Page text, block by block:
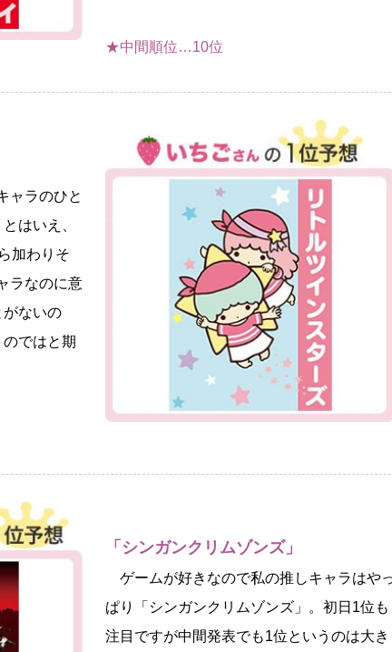
★中間順位…10位
ラのひと
はいえ、
加わりそ
ラなのに意
ないの
ではと期
「シンガンクリムゾンズ」
ゲームが好きなので私の推しキャラはや
ぱり「シンガンクリムゾンズ」。初日1位も
注目ですが中間発表でも1位というのは大き